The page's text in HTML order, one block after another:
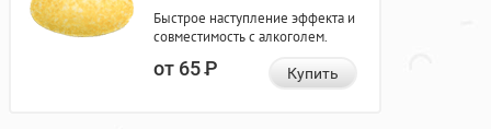
Быстрое наступление эффекта и
совместимость с алкоголем.
от 65Р Купить